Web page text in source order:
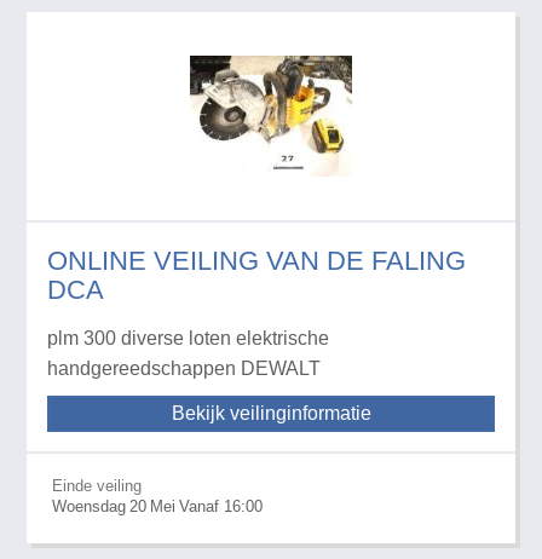
ONLINE VEILING VAN DE FALING
DCA
plm 300 diverse loten elektrische
handgereedschappen DEWALT
Bekijk veilinginformatie
Einde veiling
Woensdag 20 Mei Vanaf 16:00